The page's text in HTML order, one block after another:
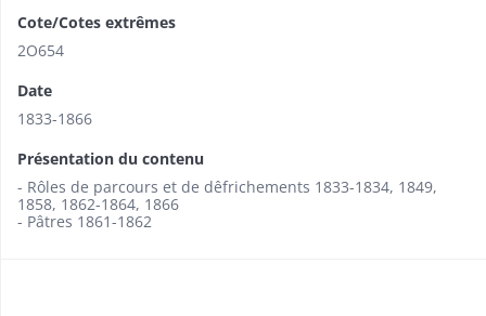
Cote/Cotes extrêmes
2O654
Date
1833-1866
Présentation du contenu
- Rôles de parcours et de dêfrichements 1833-1834, 1849,
1858, 1862-1864, 1866
- Pâtres 1861-1862